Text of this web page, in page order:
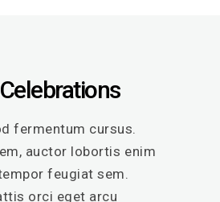
fermentum cursus.
auctor lobortis enim
feugiat sem.
orci eget arcu